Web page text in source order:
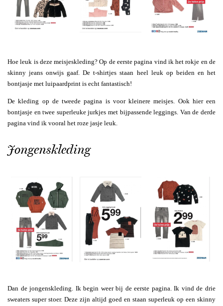
Hoe leuk is deze meisjeskleding? Op de eerste pagina vind ik het rokje en de
skinny jeans onwijs gaaf. De t-shirtjes staan heel leuk op beiden en het
bontjasje met luipaardprint is echt fantastisch!
De kleding op de tweede pagina is voor kleinere meisjes. Ook hier een
bontjasje en twee superleuke jurkjes met bijpassende leggings. Van de derde
pagina vind ik vooral het roze jasje leuk.
Jongenskleding
Dan de jongenskleding. Ik begin weer bij de eerste pagina. Ik vind de drie
sweaters super stoer. Deze zijn altijd goed en staan superleuk op een skinny